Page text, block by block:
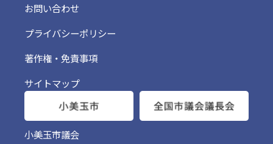
小美玉市議会
お問い合わせ
プライバシーポリシー
著作権・免責事項
サイトマップ